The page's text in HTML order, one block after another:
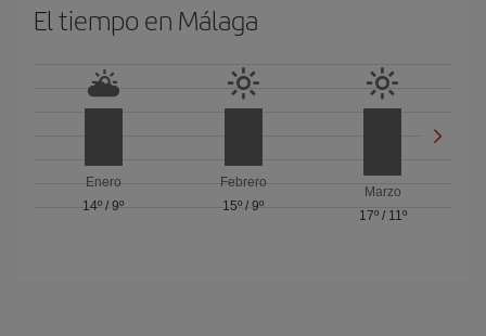
El tiempo en Málaga
Enero
14º /9º
Febrero
15º / 9º
Marzo
17º/ 11º